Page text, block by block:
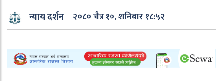
न्याय दर्शन २०८० चैत्र १०, शनिबार १८:५२